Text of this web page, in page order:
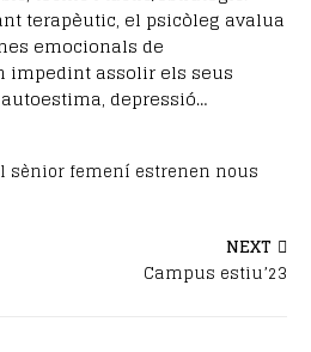
terapèutic, el psicòleg avalua
emocionals de
impedint assolir els seus
depressió…
sènior femení estrenen nous
NEXT
Campus estiu’23